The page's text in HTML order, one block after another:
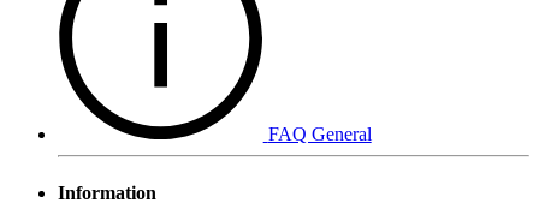
FAQ General
Information